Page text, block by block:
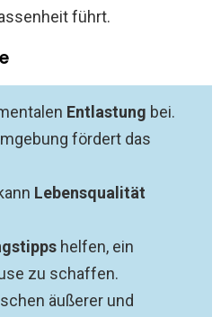
führt.
Entlastung bei.
fördert das
Lebensqualität
helfen, ein
zu schaffen.
äußerer und